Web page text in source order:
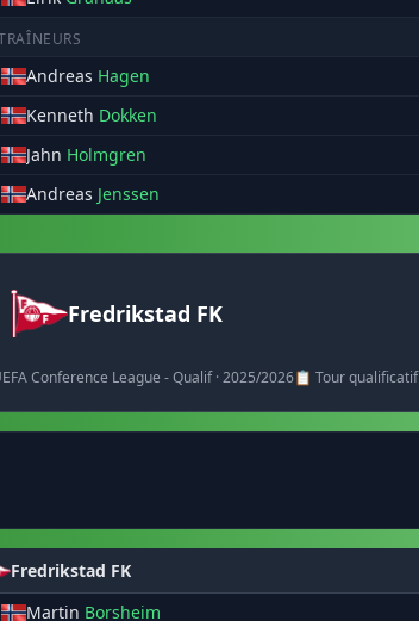
Andreas Hagen
Kenneth Dokken
Jahn Holmgren
Andreas Jenssen
Fredrikstad FK
Conference League - Qualif · 2025/2026📋 Tour qualificatif
Fredrikstad FK
Martin Borsheim